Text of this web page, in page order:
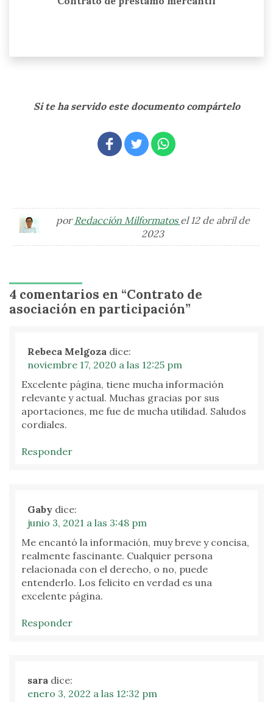
Si te ha servido este documento compártelo
por Redacción Milformatos el 12 de abril de
2023
4 comentarios en “Contrato de
asociación en participación”
Rebeca Melgoza dice:
noviembre 17, 2020 a las 12:25 pm
Excelente página, tiene mucha información
relevante y actual. Muchas gracias por sus
aportaciones, me fue de mucha utilidad. Saludos
cordiales.
Responder
Gaby dice:
junio 3, 2021 a las 3:48 pm
Me encantó la información, muy breve y concisa,
realmente fascinante. Cualquier persona
relacionada con el derecho, o no, puede
entenderlo. Los felicito en verdad es una
excelente página.
Responder
sara dice:
enero 3, 2022 a las 12:32 pm